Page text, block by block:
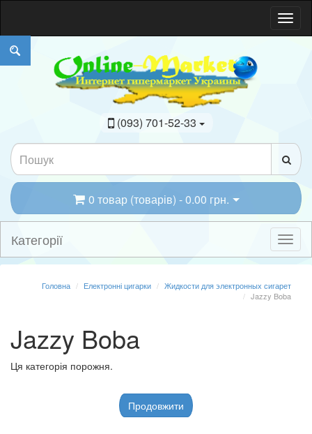
(093) 701-52-33
0 товар (товарів) - 0.00 грн.
Категорії
Головна Електронні цигарки
Жидкости для электронных сигарет
Jazzy Boba
Jazzy Boba
Ця категорія порожня.
Продовжити